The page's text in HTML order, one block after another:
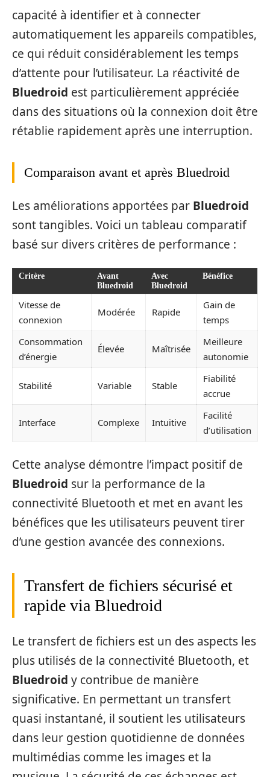
capacité à identifier et à connecter
automatiquement les appareils compatibles,
ce qui réduit considérablement les temps
d’attente pour l’utilisateur. La réactivité de
Bluedroid est particulièrement appréciée
dans des situations où la connexion doit être
rétablie rapidement après une interruption.
Comparaison avant et après Bluedroid
Les améliorations apportées par Bluedroid
sont tangibles. Voici un tableau comparatif
basé sur divers critères de performance :
Critère
Avant
Bluedroid
Avec
Bluedroid
Bénéfice
Vitesse de
connexion
Modérée Rapide
Gain de
temps
Consommation
d’énergie
Élevée Maîtrisée
Meilleure
autonomie
Stabilité Variable Stable
Fiabilité
accrue
Interface Complexe Intuitive
Facilité
d’utilisation
Cette analyse démontre l’impact positif de
Bluedroid sur la performance de la
connectivité Bluetooth et met en avant les
bénéfices que les utilisateurs peuvent tirer
d’une gestion avancée des connexions.
Transfert de fichiers sécurisé et
rapide via Bluedroid
Le transfert de fichiers est un des aspects les
plus utilisés de la connectivité Bluetooth, et
Bluedroid y contribue de manière
significative. En permettant un transfert
quasi instantané, il soutient les utilisateurs
dans leur gestion quotidienne de données
multimédias comme les images et la